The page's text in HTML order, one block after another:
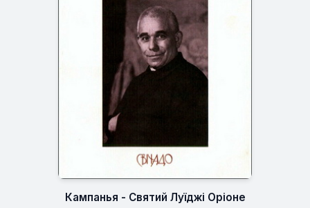
Кампанья - Святий Луїджі Оріоне